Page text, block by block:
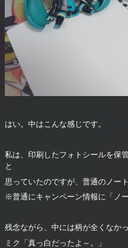
はい。中はこんな感じです。
私は、印刷したフォトシールを保
と
思っていたのですが、普通のノー
※普通にキャンペーン情報に「ノ
残念ながら、中には柄が全くなか
ミク「真っ白だったよ～。」